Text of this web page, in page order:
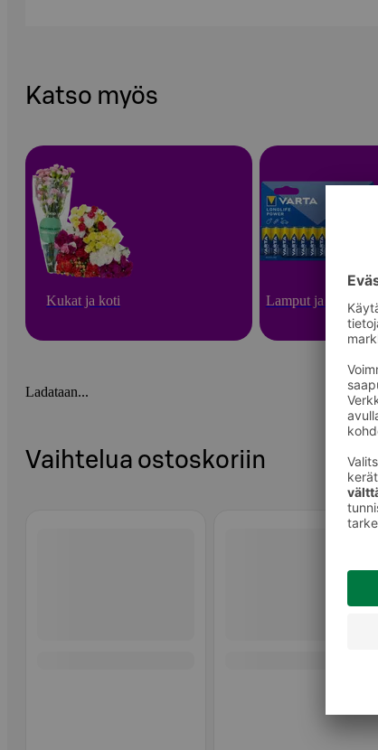
Katso myös
Kukat ja koti Lamput ja paristot
Ladataan...
Vaihtelua ostoskoriin